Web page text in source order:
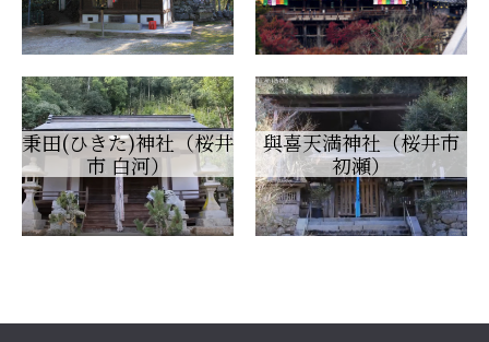
秉田(ひきた)神社（桜井
市 白河）
與喜天満神社（桜井市
初瀬）